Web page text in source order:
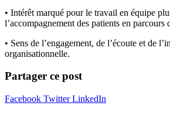
• Intérêt marqué pour le travail en équipe
l’accompagnement des patients en parcours
• Sens de l’engagement, de l’écoute et de
organisationnelle.
Partager ce post
Facebook TwitterLinkedIn